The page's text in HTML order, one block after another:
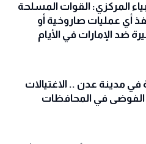
المركزي: القوات المسلحة
أي عمليات صاروخية أو
ضد الإمارات في الأيام
مدينة عدن .. الاغتيالات
في المحافظات